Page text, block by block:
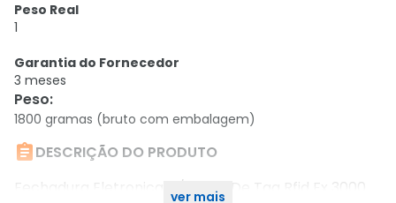
Peso Real
1
Garantia do Fornecedor
3 meses
Peso:
1800 gramas (bruto com embalagem)
DESCRIÇÃO DO PRODUTO
Fechadura Eletronica C/ Leitor De Tag Rfid Fx 3000
ver mais